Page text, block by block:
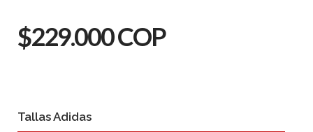
$229.000 COP
Tallas Adidas